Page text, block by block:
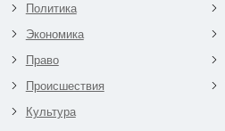
Политика
Экономика
Право
Происшествия
Культура